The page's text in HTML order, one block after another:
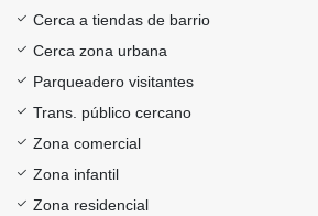
Cerca a tiendas de barrio
Cerca zona urbana
Parqueadero visitantes
Trans. público cercano
Zona comercial
Zona infantil
Zona residencial